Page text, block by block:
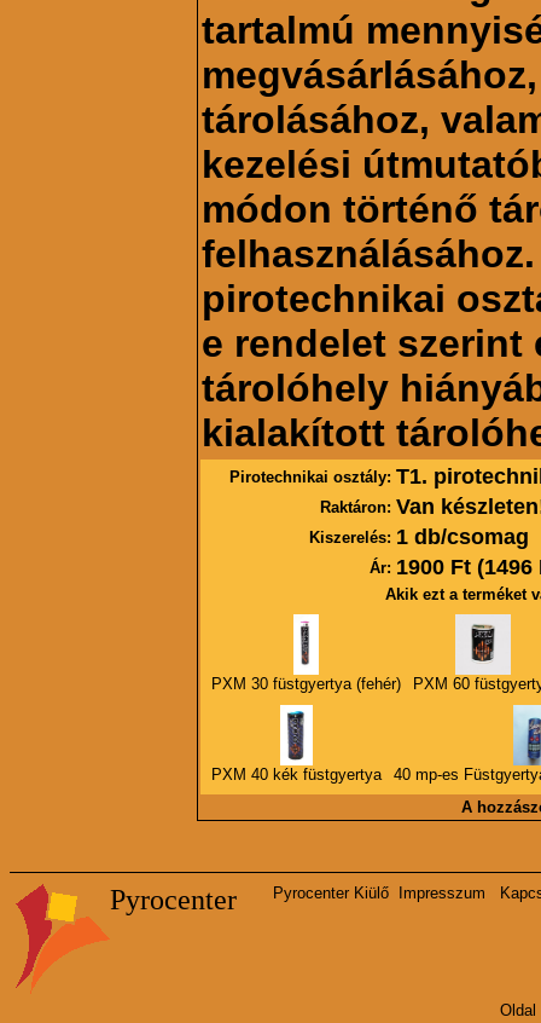
tartalmú
tárolásához,
kezelési
módon történő
felhasználásához.
pirotechnikai
e rendelet szerint
tárolóhely
kialakított
Pirotechnikai osztály: T1.
Raktáron: Van
Kiszerelés: 1 db/csomag
Ár: 1900 Ft
Akik ezt a terméket
PXM 30 füstgyertya (fehér) PXM 60
PXM 40 kék füstgyertya
40 mp-es
A
Pyrocenter Pyrocenter Kiülő Impresszum
Oldal